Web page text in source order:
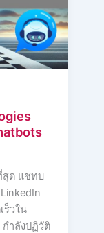
สุด แชทบ
ร็วใน
ำลังปฏิวัติ